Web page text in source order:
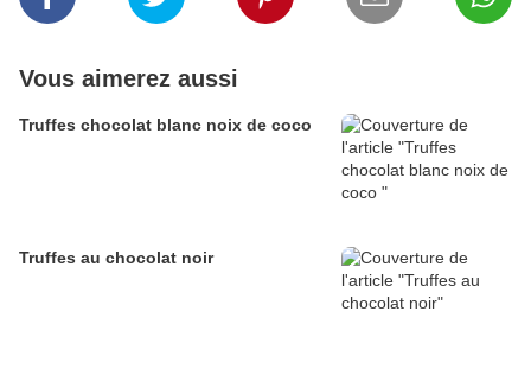
Vous aimerez aussi
Truffes chocolat blanc noix de coco
Truffes au chocolat noir